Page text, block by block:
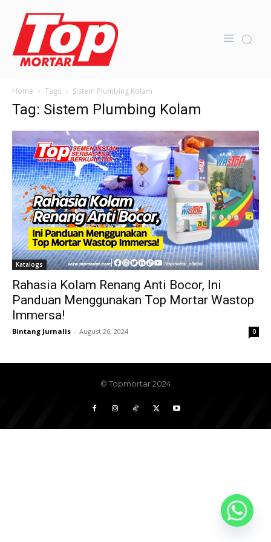
Home Tags Sistem Plumbing Kolam
Tag: Sistem Plumbing Kolam
Katalogs
Rahasia Kolam Renang Anti Bocor, Ini
Panduan Menggunakan Top Mortar Wastop
Immersa!
Bintang Jurnalis - August 26, 2024 0
© Topmortar 2024